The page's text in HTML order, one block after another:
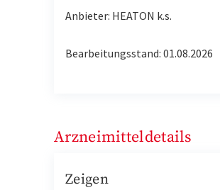
Anbieter: HEATON k.s.
Bearbeitungsstand: 01.08.2026
Arzneimitteldetails
Zeigen